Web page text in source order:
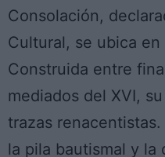
Consolación,
Cultural, se ubica
Construida entre
mediados del XVI,
trazas
la pila bautismal y la